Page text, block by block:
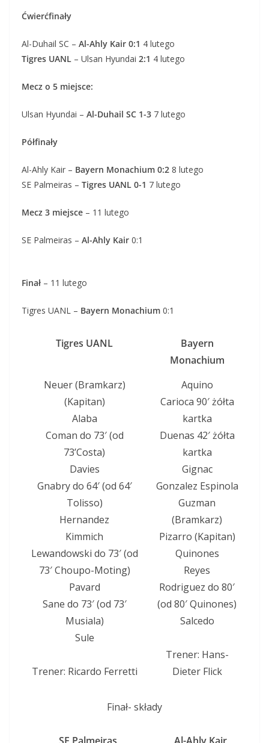
Ćwierćfinały
Al-Duhail SC – Al-Ahly Kair 0:1 4 lutego
Tigres UANL – Ulsan Hyundai 2:1 4 lutego
Mecz o 5 miejsce:
Ulsan Hyundai – Al-Duhail SC 1-3 7 lutego
Półfinały
Al-Ahly Kair – Bayern Monachium 0:2 8 lutego
SE Palmeiras – Tigres UANL 0-1 7 lutego
Mecz 3 miejsce – 11 lutego
SE Palmeiras – Al-Ahly Kair 0:1
Finał – 11 lutego
Tigres UANL – Bayern Monachium 0:1
Tigres UANL
Bayern
Monachium
Neuer (Bramkarz)
(Kapitan)
Alaba
Coman do 73′ (od
73’Costa)
Davies
Gnabry do 64′ (od 64′
Tolisso)
Hernandez
Kimmich
Lewandowski do 73′ (od
73′ Choupo-Moting)
Pavard
Sane do 73′ (od 73′
Musiala)
Sule
Trener: Ricardo Ferretti
Aquino
Carioca 90′ żółta
kartka
Duenas 42′ żółta
kartka
Gignac
Gonzalez Espinola
Guzman
(Bramkarz)
Pizarro (Kapitan)
Quinones
Reyes
Rodriguez do 80′
(od 80′ Quinones)
Salcedo
Trener: Hans-
Dieter Flick
Finał- składy